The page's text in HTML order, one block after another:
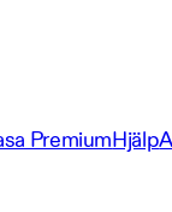
PremiumHjälp